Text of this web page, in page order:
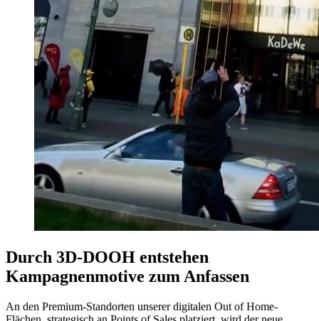
Durch 3D-DOOH entstehen
Kampagnenmotive zum Anfassen
An den Premium-Standorten unserer digitalen Out of Home-